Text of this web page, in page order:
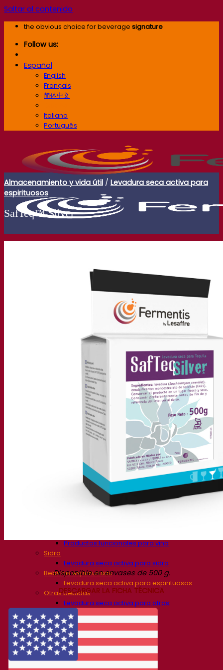
Saltar al contenido
the obvious choice for beverage signature
Follow us:
Español
English
Français
简体中文
Italiano
Português
Sobre nosotros
Expertos en fermentación
El Campus de Fermentis
Un equipo apasionado
Apoyando la creatividad
Investigación y desarrollo
Caracterización del producto
Desarrollo de productos
Nuestras marcas
SafYeast™
Academia Fermentis
Otros servicios
Toll manufacturing
Catas de bebidas
Soluciones de fermentación
Levadura cervecera seca activa
Bacterias
Auxiliares de fermentación para cerveza
Productos funcionales para cerveza
Estilos de cerveza
Productos funcionales para vino
Sidra
Levadura seca activa para sidra
Bebidas espirituosas
Levadura seca activa para espirituosos
Otras bebidas
Levadura seca activa para otros
Kvas
Sorghum
Café
Academia Fermentis
Academia Fermentis
Recursos
Almacenamiento y vida útil / Levadura seca activa para
espirituosos
SafTeq™ Silver
Disponible en envases de 500 g.
DESCARGAR LA FICHA TÉCNICA